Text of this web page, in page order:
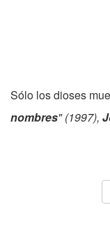
Sólo los dioses
nombres" (1997),